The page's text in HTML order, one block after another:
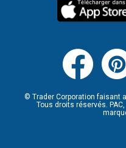
© Trader Corporation faisant
Tous droits réservés.